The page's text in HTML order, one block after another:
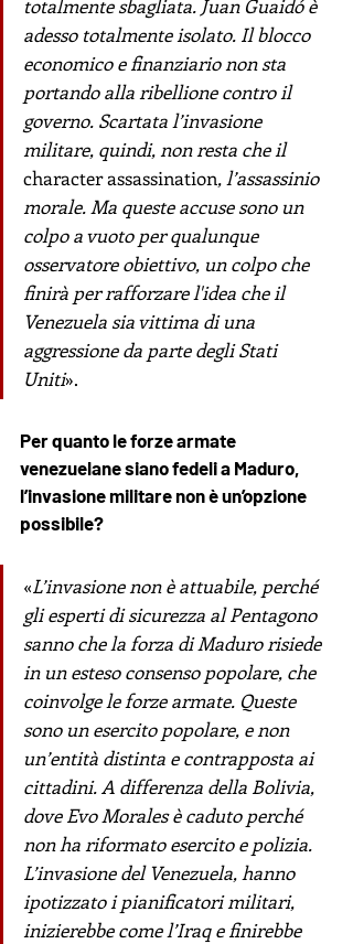
totalmente sbagliata. Juan Guaidó è
adesso totalmente isolato. Il blocco
economico e finanziario non sta
portando alla ribellione contro il
governo. Scartata l’invasione
militare, quindi, non resta che il
character assassination, l’assassinio
morale. Ma queste accuse sono un
colpo a vuoto per qualunque
osservatore obiettivo, un colpo che
finirà per rafforzare l'idea che il
Venezuela sia vittima di una
aggressione da parte degli Stati
Uniti».
Per quanto le forze armate
venezuelane siano fedeli a Maduro,
l’invasione militare non è un’opzione
possibile?
«L’invasione non è attuabile, perché
gli esperti di sicurezza al Pentagono
sanno che la forza di Maduro risiede
in un esteso consenso popolare, che
coinvolge le forze armate. Queste
sono un esercito popolare, e non
un’entità distinta e contrapposta ai
cittadini. A differenza della Bolivia,
dove Evo Morales è caduto perché
non ha riformato esercito e polizia.
L’invasione del Venezuela, hanno
ipotizzato i pianificatori militari,
inizierebbe come l’Iraq e finirebbe